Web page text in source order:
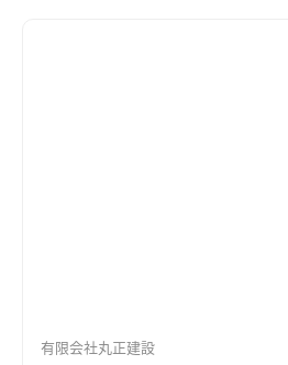
有限会社丸正建設